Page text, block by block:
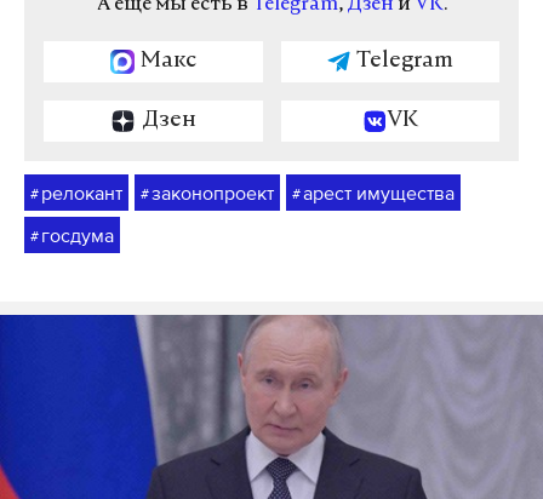
А еще мы есть в Telegram, Дзен и VK.
Макс Telegram
Дзен VK
# релокант #законопроект #арест имущества
# госдума